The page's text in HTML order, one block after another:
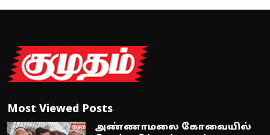
Most Viewed Posts
அண்ணாமலை கோவையில்